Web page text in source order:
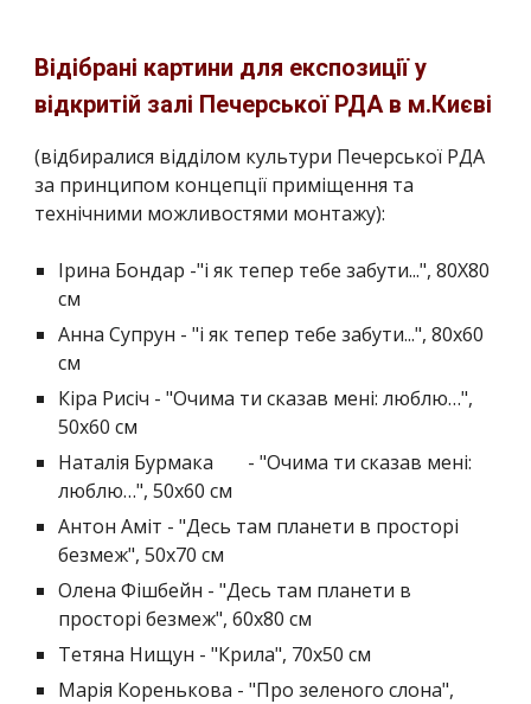
Відібрані картини для експозиції у
відкритій залі Печерської РДА в м.Києві
(відбиралися відділом культури Печерської РДА
за принципом концепції приміщення та
технічними можливостями монтажу):
Ірина Бондар -"і як тепер тебе забути...", 80Х80
см
Анна Супрун - "і як тепер тебе забути...", 80х60
см
Кіра Рисіч - "Очима ти сказав мені: люблю…",
50х60 см
Наталія Бурмака
- "Очима ти сказав мені:
люблю…", 50х60 см
Антон Аміт - "Десь там планети в просторі
безмеж", 50х70 см
Олена Фішбейн - "Десь там планети в
просторі безмеж", 60x80 см
Тетяна Нищун - "Крила", 70х50 см
Марія Коренькова - "Про зеленого слона",